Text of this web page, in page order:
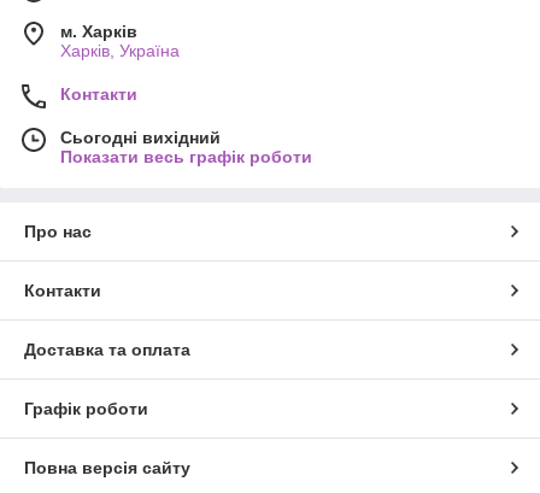
м. Харків
Харків, Україна
Контакти
Сьогодні вихідний
Показати весь графік роботи
Про нас
Контакти
Доставка та оплата
Графік роботи
Повна версія сайту